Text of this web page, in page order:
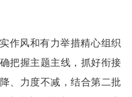
作风和有力举措精心组织
把握主题主线，抓好衔接
、力度不减，结合第二批